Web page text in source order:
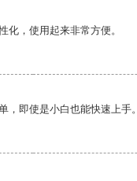
化，使用起来非常方便。
，即使是小白也能快速上手。